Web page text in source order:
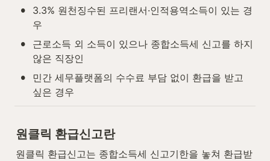
•
3.3% 원천징수된 프리랜서·인적용역소득이 있는 경
우
•
근로소득 외 소득이 있으나 종합소득세 신고를 하지
않은 직장인
•
민간 세무플랫폼의 수수료 부담 없이 환급을 받고
싶은 경우
원클릭 환급신고란
원클릭 환급신고는 종합소득세 신고기한을 놓쳐 환급받